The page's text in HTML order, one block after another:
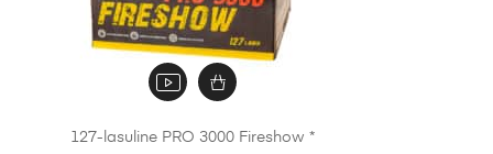
127-lasuline PRO 3000 Fireshow *